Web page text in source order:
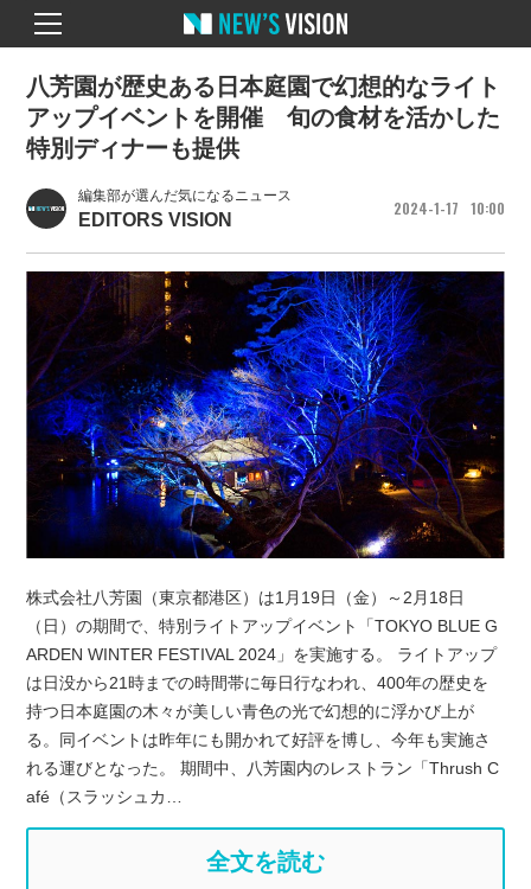
編集部が選んだ気になるニュース
EDITORS VISION
2024 1 17 10 00
八芳園が歴史ある日本庭園で幻想的なライト
アップイベントを開催 旬の食材を活かした
特別ディナーも提供
株式会社八芳園（東京都港区）は1月19日（金）～2月18日
（日）の期間で、特別ライトアップイベント「TOKYO BLUE G
ARDEN WINTER FESTIVAL 2024」を実施する。 ライトアップ
は日没から21時までの時間帯に毎日行なわれ、400年の歴史を
持つ日本庭園の木々が美しい青色の光で幻想的に浮かび上が
る。同イベントは昨年にも開かれて好評を博し、今年も実施さ
れる運びとなった。 期間中、八芳園内のレストラン「Thrush C
afé（スラッシュカ…
全文を読む